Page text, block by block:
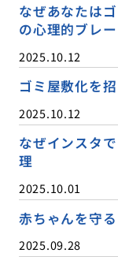
なぜあなたは
の心理的ブレ
2025.10.12
ゴミ屋敷化を
2025.10.12
なぜインスタ
理
2025.10.01
赤ちゃんを守
2025.09.28